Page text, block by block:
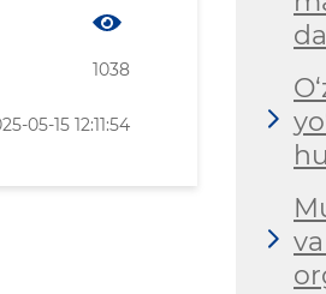
1038
05-15 12:11:54